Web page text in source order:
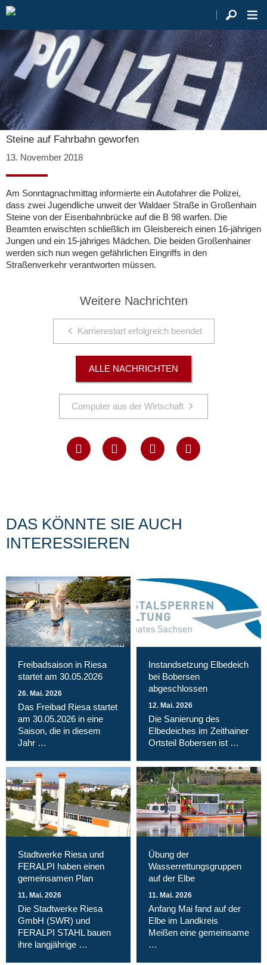
Steine auf Fahrbahn geworfen
13. November 2018
Am Sonntagnachmittag informierte ein Autofahrer die Polizei,
dass zwei Jugendliche unweit der Waldaer Straße in Großenhain
Steine von der Eisenbahnbrücke auf die B 98 warfen. Die
Beamten erwischten schließlich im Gleisbereich einen 16-jährigen
Jungen und ein 15-jähriges Mädchen. Die beiden Großenhainer
werden sich nun wegen gefährlichen Eingriffs in den
Straßenverkehr verantworten müssen.
Weitere Nachrichten
Karrierestart erfolgreich beendet
ALLE NACHRICHTEN
Computer aus der Wirtschaft
DAS KÖNNTE SIE AUCH
INTERESSIEREN
Magnet Riesa GmbH
Freibadsaison in Riesa
startet am 30.05.2026
26. Mai. 2026
Das Freibad Riesa startet
am 30.05.2026 in eine
Saison, die in diesem
Jahr …
Instandsetzung Elbedeich
bei Bobersen
abgeschlossen
12. Mai. 2026
Die Sanierung des
Elbedeiches im Zeithainer
Ortsteil Bobersen ist …
Stadtwerke Riesa und
FERALPI haben einen
gemeinsamen Plan
11. Mai. 2026
Die Stadtwerke Riesa
GmbH (SWR) und
FERALPI STAHL bauen
ihre langjährige …
Übung der
Wasserrettungsgruppen
auf der Elbe
11. Mai. 2026
Anfang Mai fand auf der
Elbe im Landkreis
Meißen eine gemeinsame
…